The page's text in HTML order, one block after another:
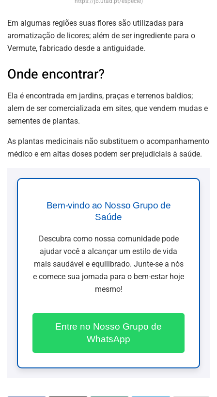
Em algumas regiões suas flores são utilizadas para
aromatização de licores; além de ser ingrediente para o
Vermute, fabricado desde a antiguidade.
Onde encontrar?
Ela é encontrada em jardins, praças e terrenos baldios;
alem de ser comercializada em sites, que vendem mudas e
sementes de plantas.
As plantas medicinais não substituem o acompanhamento
médico e em altas doses podem ser prejudiciais à saúde.
Bem-vindo ao Nosso Grupo de
Saúde
Descubra como nossa comunidade pode
ajudar você a alcançar um estilo de vida
mais saudável e equilibrado. Junte-se a nós
e comece sua jornada para o bem-estar hoje
mesmo!
Entre no Nosso Grupo de
WhatsApp